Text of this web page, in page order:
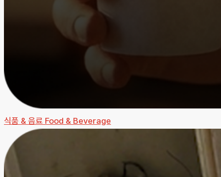
식품 & 음료 Food & Beverage